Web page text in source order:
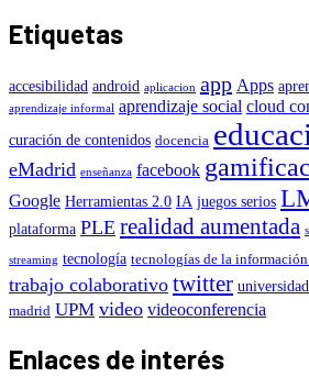
Etiquetas
accesibilidad android aplicacion app Apps
aprendizaje informal aprendizaje social cloud
curación de contenidos docencia
eMadrid enseñanza facebook
Google Herramientas 2.0 IA juegos serios
plataforma PLE realidad aumentada
streaming tecnología tecnologías de la
trabajo colaborativo twitter universidad
madrid UPM video videoconferencia
Enlaces de interés